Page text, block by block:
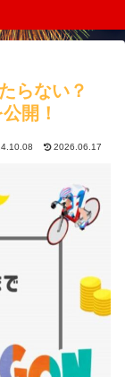
らない？
開！
2026.06.17